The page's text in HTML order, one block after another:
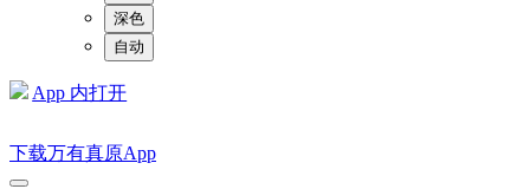
深色
自动
App 内打开
下载万有真原App